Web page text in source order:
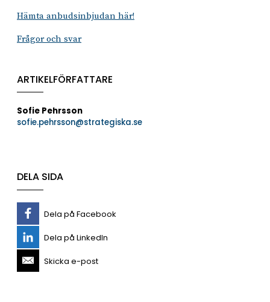
Hämta anbudsinbjudan här!
Frågor och svar
ARTIKELFÖRFATTARE
Sofie Pehrsson
sofie.pehrsson@strategiska.se
DELA SIDA
Dela på Facebook
Dela på LinkedIn
Skicka e-post